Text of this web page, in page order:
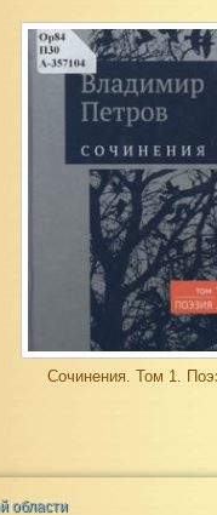
Сочинения. Том 1.
области